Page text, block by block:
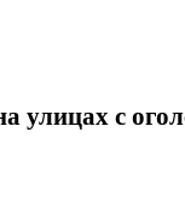
улицах с